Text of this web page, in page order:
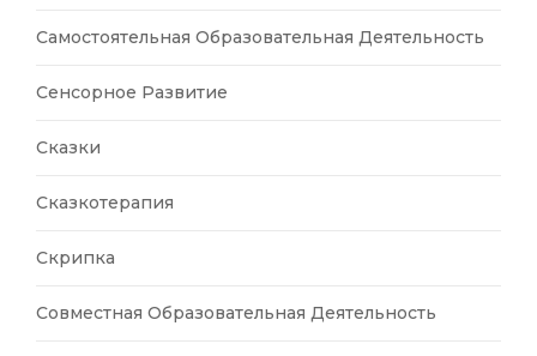
Самостоятельная Образовательная Деятельность
Сенсорное Развитие
Сказки
Сказкотерапия
Скрипка
Совместная Образовательная Деятельность